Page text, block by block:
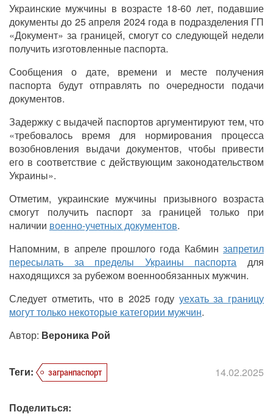
Украинские мужчины в возрасте 18-60 лет, подавшие
документы до 25 апреля 2024 года в подразделения ГП
«Документ» за границей, смогут со следующей недели
получить изготовленные паспорта.
Сообщения о дате, времени и месте получения
паспорта будут отправлять по очередности подачи
документов.
Задержку с выдачей паспортов аргументируют тем, что
«требовалось время для нормирования процесса
возобновления выдачи документов, чтобы привести
его в соответствие с действующим законодательством
Украины».
Отметим, украинские мужчины призывного возраста
смогут получить паспорт за границей только при
наличии военно-учетных документов.
Напомним, в апреле прошлого года Кабмин запретил
пересылать за пределы Украины паспорта для
находящихся за рубежом военнообязанных мужчин.
Следует отметить, что в 2025 году уехать за границу
могут только некоторые категории мужчин.
Автор: Вероника Рой
Теги: загранпаспорт 14.02.2025
Поделиться: